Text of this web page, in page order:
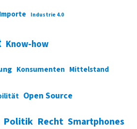
Importe Industrie 4.0
Know-how
Konsumenten Mittelstand
Open Source
Politik Recht Smartphones